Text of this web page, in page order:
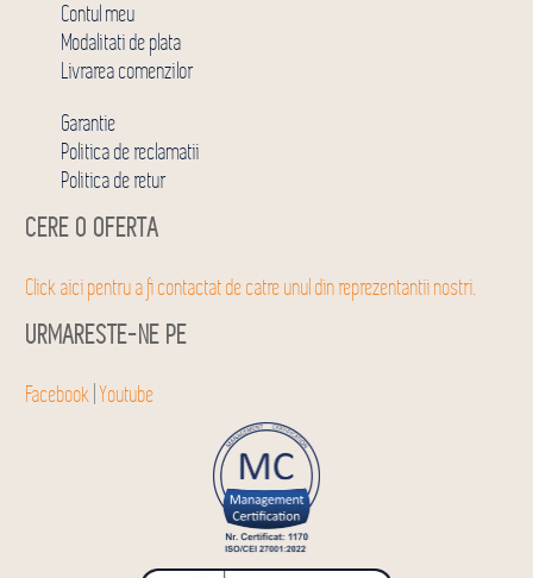
Contul meu
Modalitati de plata
Livrarea comenzilor
Garantie
Politica de reclamatii
Politica de retur
CERE O OFERTA
Click aici pentru a fi contactat de catre unul din reprezentantii nostri.
URMARESTE-NE PE
Facebook |Youtube